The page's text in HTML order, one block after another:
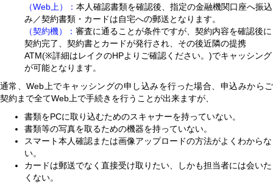
（Web上）： 本人確認書類を確認後、指定の金融機関口座へ振込
み／契約書類・カードは自宅への郵送となります。
（契約機）： 審査に通ることが条件ですが、契約内容を確認後に
契約完了、契約書とカードが発行され、その後近隣の提携
ATM(※詳細はレイクのHPよりご確認ください。)でキャッシング
が可能となります。
通常、Web上でキャッシングの申し込みを行った場合、申込みからご
契約まで全てWeb上で手続きを行うことが出来ますが、
書類をPCに取り込むためのスキャナーを持っていない。
書類等の写真を取るための機器を持っていない。
スマート本人確認または画像アップロードの方法がよくわからな
い。
カードは郵送でなく直接受け取りたい、しかも担当者には会いた
くない。